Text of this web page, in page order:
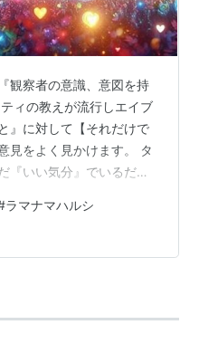
観察者の意識、意図を持
ィの教えが流行しエイブ
』に対して【それだけで
見をよく見かけます。 タ
『いい気分』でいるだけ
とが必要だ、というもの
を活用すること。これ
きます。（エネルギーに
き、いい気分でいること
フティは今、…
ラマナマハルシ